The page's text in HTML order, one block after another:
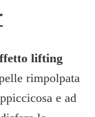
lifting
rimpolpata
e ad